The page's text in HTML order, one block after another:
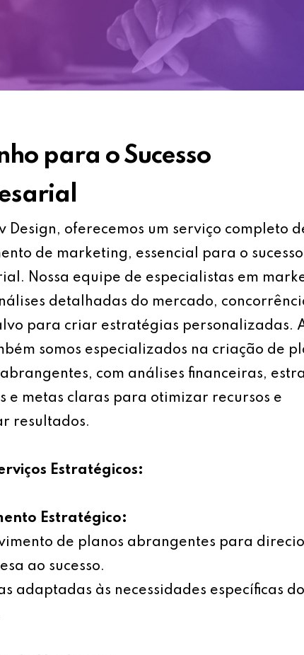
para o Sucesso
Design, oferecemos um serviço completo
de marketing, essencial para o sucesso
Nossa equipe de especialistas em
detalhadas do mercado,
para criar estratégias personalizadas.
somos especializados na criação de
com análises financeiras,
e metas claras para otimizar recursos e
resultados.
Estratégicos:
Estratégico:
de planos abrangentes para
ao sucesso.
adaptadas às necessidades específicas do